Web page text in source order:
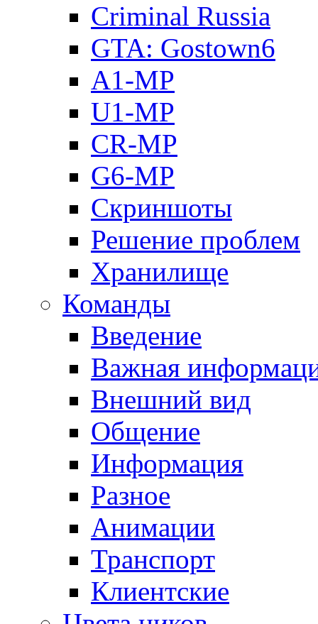
Criminal Russia
GTA: Gostown6
A1-MP
U1-MP
CR-MP
G6-MP
Скриншоты
Решение проблем
Хранилище
Команды
Введение
Важная
Внешний вид
Общение
Информация
Разное
Анимации
Транспорт
Клиентские